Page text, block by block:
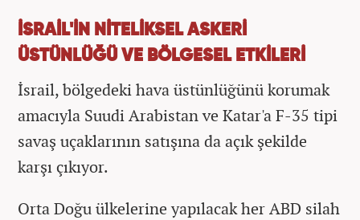
İSRAİL'İN NİTELİKSEL ASKERİ
ÜSTÜNLÜĞÜ VE BÖLGESEL ETKİLERİ
İsrail, bölgedeki hava üstünlüğünü korumak
amacıyla Suudi Arabistan ve Katar'a F-35 tipi
savaş uçaklarının satışına da açık şekilde
karşı çıkıyor.
Orta Doğu ülkelerine yapılacak her ABD silah